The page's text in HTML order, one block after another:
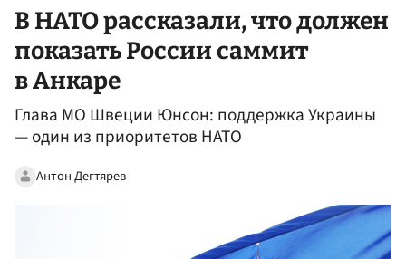
В НАТО рассказали, что должен
показать России саммит
в Анкаре
Глава МО Швеции Юнсон: поддержка Украины
— один из приоритетов НАТО
Антон Дегтярев